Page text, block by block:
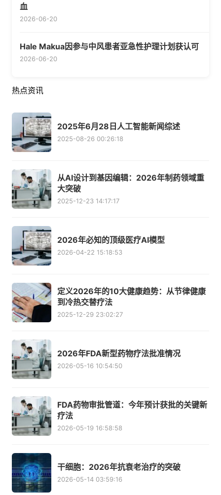
血
2026-06-20
Hale Makua因参与中风患者亚急性护理计划获认可
2026-06-20
热点资讯
2025年6月28日人工智能新闻综述
2025-08-26 00:26:18
从AI设计到基因编辑：2026年制药领域重
大突破
2025-12-23 14:17:17
2026年必知的顶级医疗AI模型
2026-04-22 15:18:53
定义2026年的10大健康趋势：从节律健康
到冷热交替疗法
2025-12-29 23:02:27
2026年FDA新型药物疗法批准情况
2026-05-16 10:54:50
FDA药物审批管道：今年预计获批的关键新
疗法
2026-05-19 16:58:58
干细胞：2026年抗衰老治疗的突破
2026-05-14 03:59:16